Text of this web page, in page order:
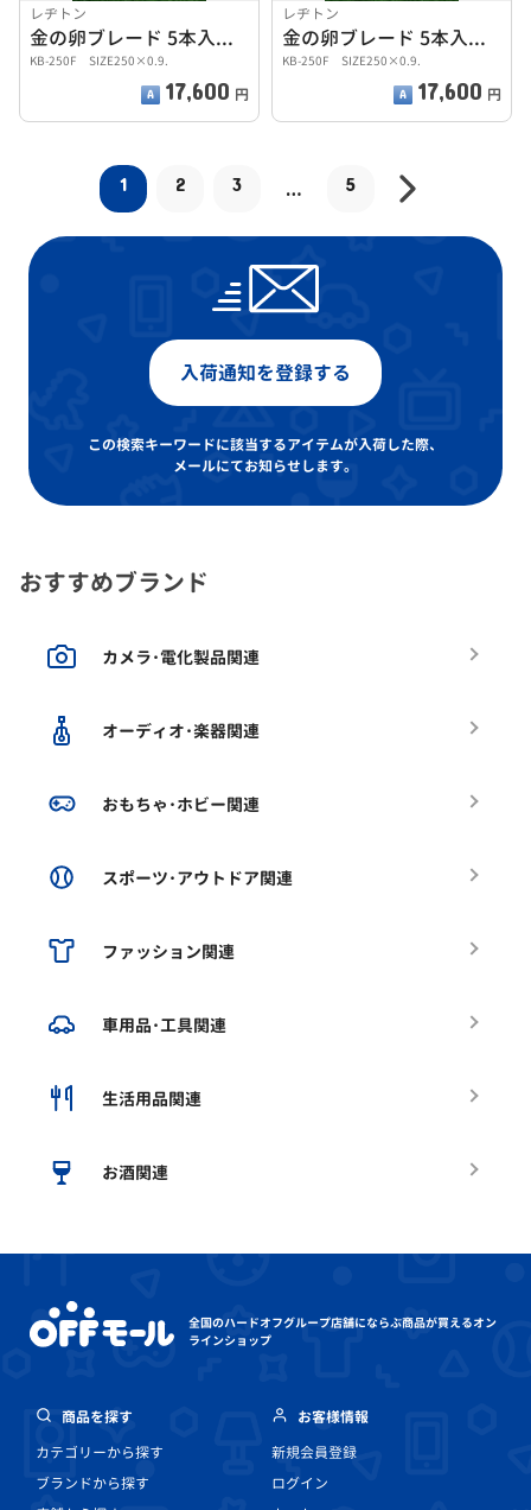
レヂトン
金の卵ブレード 5本入り10パック
KB-250F SIZE250×0.9.
17,600 円
レヂトン
金の卵ブレード 5本入り10パック
KB-250F SIZE250×0.9.
17,600 円
1 2 3 … 5
入荷通知を登録する
この検索キーワードに該当するアイテムが入荷した際、
メールにてお知らせします。
おすすめブランド
カメラ･電化製品関連
オーディオ･楽器関連
おもちゃ･ホビー関連
スポーツ･アウトドア関連
ファッション関連
車用品･工具関連
生活用品関連
お酒関連
全国のハードオフグループ店舗にならぶ商品が買えるオン
ラインショップ
商品を探す
カテゴリーから探す
ブランドから探す
お客様情報
新規会員登録
ログイン